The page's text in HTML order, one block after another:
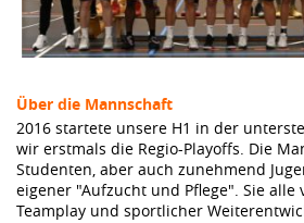
Über die Mannschaft
2016 startete unsere H1 in der
wir erstmals die Regio-Playoffs. Die
Studenten, aber auch zunehmend
eigener "Aufzucht und Pflege". Sie alle
Teamplay und sportlicher